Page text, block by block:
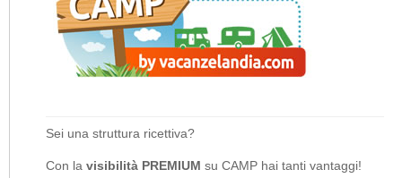
Sei una struttura ricettiva?
Con la visibilità PREMIUM su CAMP hai tanti vantaggi!